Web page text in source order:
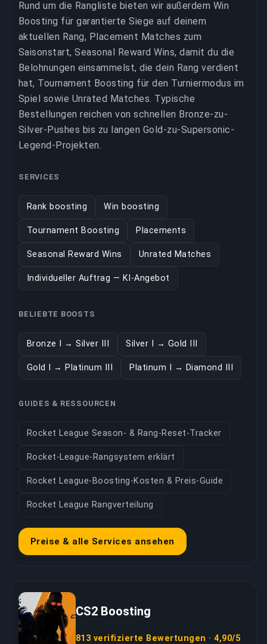
Rund um die Rangliste bieten wir außerdem Win
Boosting für garantierte Siege auf deinem
aktuellen Rang, Placement Matches zum
Saisonstart, Seasonal Reward Wins, damit du die
Belohnungen einsammelst, die dein Rang verdient
hat, Tournament Boosting für den Turniermodus im
Spiel sowie Unrated Matches. Typische
Bestellungen reichen von schnellen Bronze-zu-
Silver-Pushes bis zu langen Gold-zu-Supersonic-
Legend-Projekten.
SERVICES
Rank boosting Win boosting
Tournament Boosting Placements
Seasonal Reward Wins Unrated Matches
Individueller Auftrag — KI-Angebot
BELIEBTE BOOSTS
Bronze I → Silver III Silver I → Gold III
Gold I → Platinum III Platinum I → Diamond III
GUIDES & RESSOURCEN
Rocket League Season- & Rang-Reset-Tracker
Rocket-League-Rangsystem erklärt
Rocket League-Boosting-Kosten & Preis-Guide
Rocket League Rangverteilung
Preise & alle Services ansehen
CS2 Boosting
813 verifizierte Bewertungen · 4,90/5